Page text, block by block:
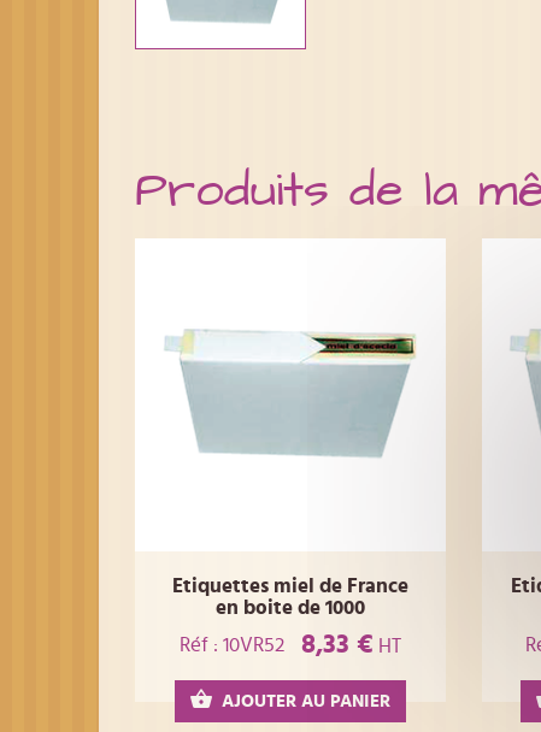
Produits de la
Etiquettes miel de France
en boite de 1000
Réf : 10VR52
8,33 € HT
AJOUTER AU PANIER